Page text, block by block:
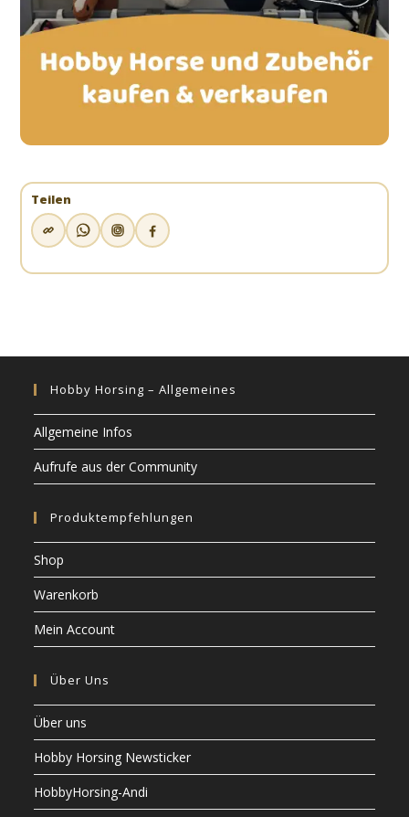
Teilen
Hobby Horsing – Allgemeines
Allgemeine Infos
Aufrufe aus der Community
Produktempfehlungen
Shop
Warenkorb
Mein Account
Über Uns
Über uns
Hobby Horsing Newsticker
HobbyHorsing-Andi